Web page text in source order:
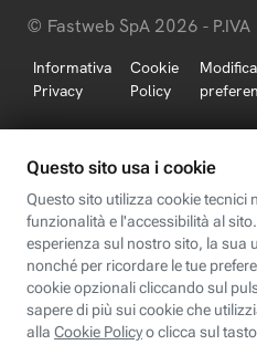
© Fastweb SpA 2026 -
Informativa
Privacy
Cookie
Policy
Modifica